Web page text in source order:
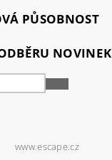
PŮSOBNOST
NOVINEK
PŘIHLÁSIT
www.escape.cz